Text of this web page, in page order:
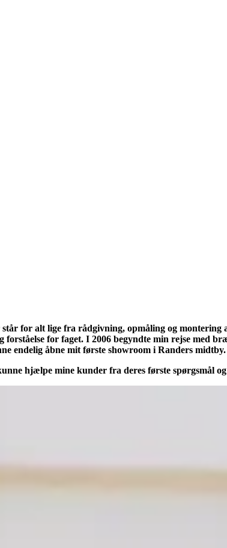
for alt lige fra rådgivning, opmåling og montering
for faget. I 2006 begyndte min rejse med
endelig åbne mit første showroom i Randers midtby.
hjælpe mine kunder fra deres første spørgsmål